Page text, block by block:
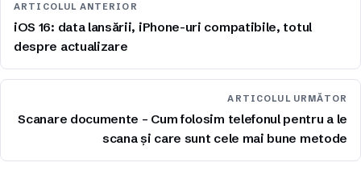
ARTICOLUL ANTERIOR
iOS 16: data lansării, iPhone-uri compatibile, totul
despre actualizare
ARTICOLUL URMĂTOR
Scanare documente – Cum folosim telefonul pentru a le
scana și care sunt cele mai bune metode